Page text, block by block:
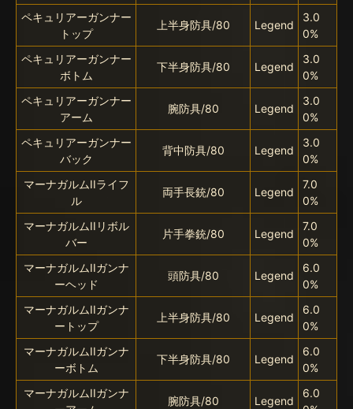
ペキュリアーガンナー
トップ
上半身防具/80 Legend
3.0
0%
ペキュリアーガンナー
ボトム
下半身防具/80 Legend
3.0
0%
ペキュリアーガンナー
アーム
腕防具/80 Legend
3.0
0%
ペキュリアーガンナー
バック
背中防具/80 Legend
3.0
0%
マーナガルムIIライフ
ル
両手長銃/80 Legend
7.0
0%
マーナガルムIIリボル
バー
片手拳銃/80 Legend
7.0
0%
マーナガルムIIガンナ
ーヘッド
頭防具/80 Legend
6.0
0%
マーナガルムIIガンナ
ートップ
上半身防具/80 Legend
6.0
0%
マーナガルムIIガンナ
ーボトム
下半身防具/80 Legend
6.0
0%
マーナガルムIIガンナ
腕防具/80 Legend
6.0